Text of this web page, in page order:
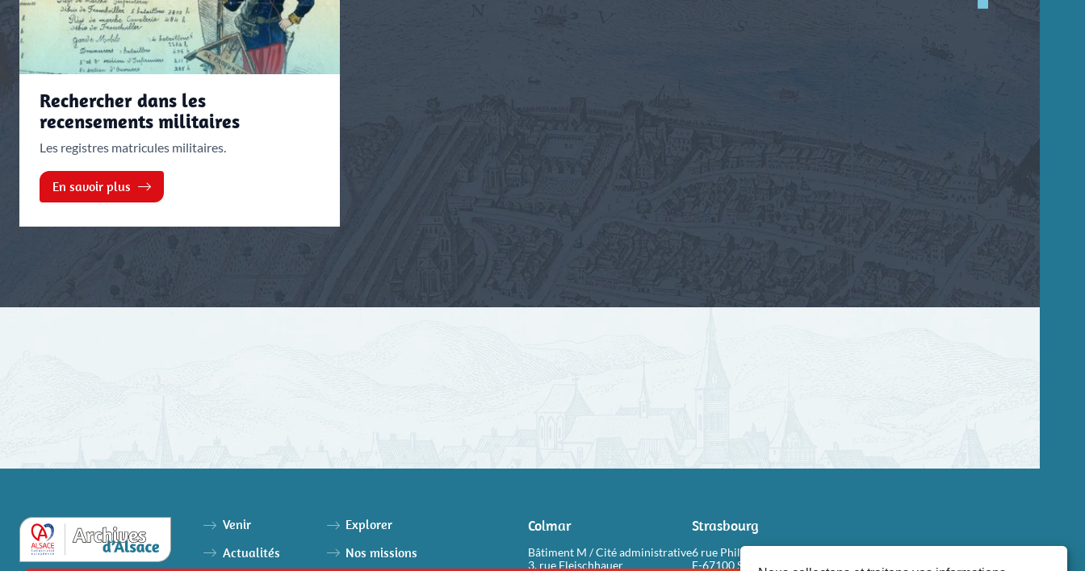
Rechercher dans les
recensements militaires
Les registres matricules militaires.
En savoir plus
Venir
Actualités
Explorer
Nos missions
Colmar
Bâtiment M / Cité administrative
3, rue Fleischhauer
Strasbourg
6 rue Philippe Dollinger
F-67100 STRASBOURG